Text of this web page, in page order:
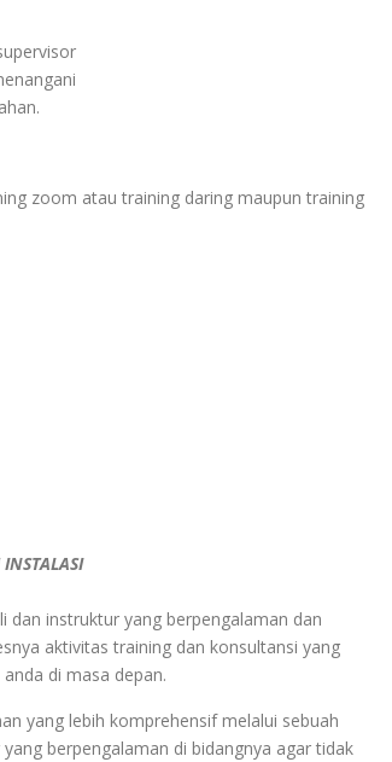
zoom atau training daring maupun training
dan instruktur yang berpengalaman dan
aktivitas training dan konsultansi yang
di masa depan.
yang lebih komprehensif melalui sebuah
berpengalaman di bidangnya agar tidak